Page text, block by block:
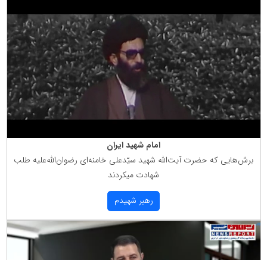
امام شهید ایران
برش‌هایی كه حضرت آیت‌الله شهید سیّدعلی خامنه‌ای رضوان‌الله‌علیه طلب
شهادت میكردند
رهبر شهیدم